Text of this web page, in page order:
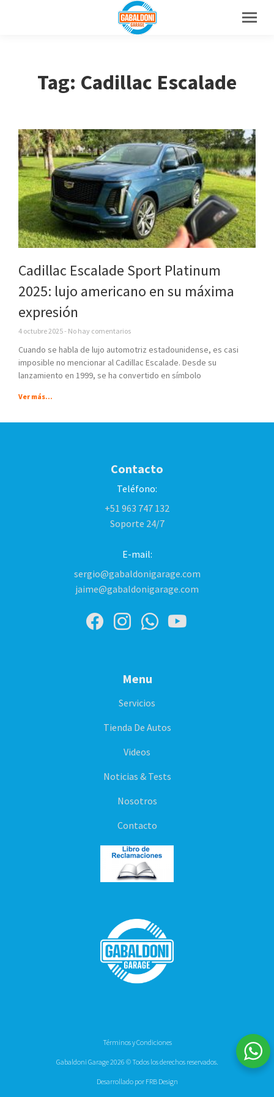
Tag: Cadillac Escalade
Cadillac Escalade Sport Platinum
2025: lujo americano en su máxima
expresión
4 octubre 2025 No hay comentarios
Cuando se habla de lujo automotriz estadounidense, es casi
imposible no mencionar al Cadillac Escalade. Desde su
lanzamiento en 1999, se ha convertido en símbolo
Ver más...
Contacto
Teléfono:
+51 963 747 132
Soporte 24/7
E-mail:
sergio@gabaldonigarage.com
jaime@gabaldonigarage.com
Menu
Servicios
Tienda De Autos
Videos
Noticias & Tests
Nosotros
Contacto
Términos y Condiciones
Gabaldoni Garage 2026 © Todos los derechos reservados.
Desarrollado por FRB Design